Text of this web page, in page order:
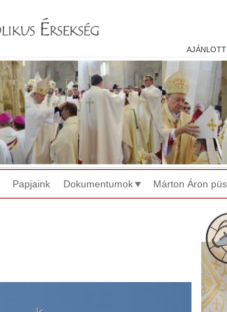
ajánlott
Papjaink Dokumentumok Márton Áron